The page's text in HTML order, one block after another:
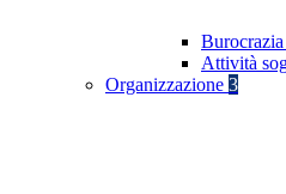
Attività
Organizzazione 3